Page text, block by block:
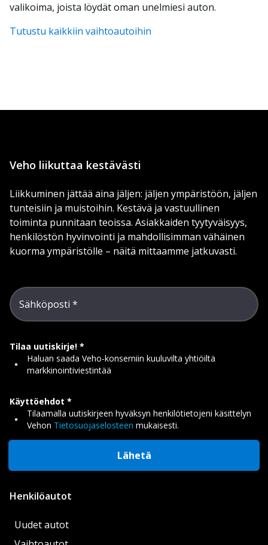
valikoima, joista löydät oman unelmiesi auton.
Tutustu kaikkiin vaihtoautoihin
Veho liikuttaa kestävästi
Liikkuminen jättää aina jäljen: jäljen ympäristöön, jäljen
tunteisiin ja muistoihin. Kestävä ja vastuullinen
toiminta punnitaan teoissa. Asiakkaiden tyytyväisyys,
henkilöstön hyvinvointi ja mahdollisimman vähäinen
kuorma ympäristölle – näitä mittaamme jatkuvasti.
Sähköposti
Tilaa uutiskirje!
Haluan saada Veho-konserniin kuuluvilta yhtiöiltä
markkinointiviestintää
Käyttöehdot
Tilaamalla uutiskirjeen hyväksyn henkilötietojeni käsittelyn
Vehon Tietosuojaselosteen mukaisesti.
Lähetä
Henkilöautot
Uudet autot